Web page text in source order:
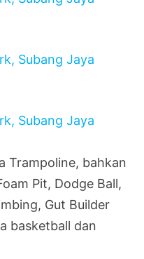
Trampoline, bahkan
Pit, Dodge Ball,
Gut Builder
basketball dan